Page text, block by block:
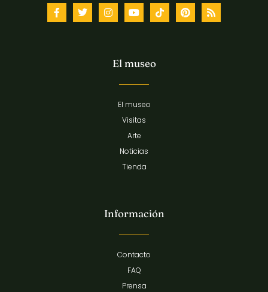
El museo
El museo
Visitas
Arte
Noticias
Tienda
Información
Contacto
FAQ
Prensa